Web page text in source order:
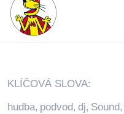
KLÍČOVÁ SLOVA:
hudba, podvod, dj, Sound,